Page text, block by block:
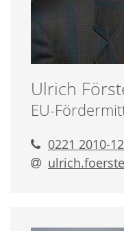
Ulrich
EU-
0221 2010-